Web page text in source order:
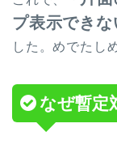
プ表示できな
した。めでたし
なぜ暫定